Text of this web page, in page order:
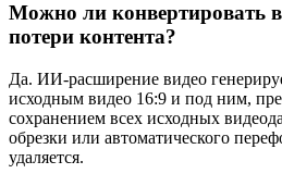
Можно ли конвертировать
потери контента?
Да. ИИ-расширение видео
исходным видео 16:9 и под ним,
сохранением всех исходных
обрезки или автоматического
удаляется.